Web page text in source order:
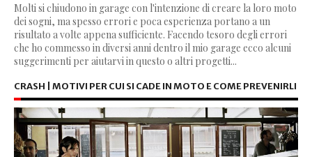
Molti si chiudono in garage con l'intenzione di creare la loro moto
dei sogni, ma spesso errori e poca esperienza portano a un
risultato a volte appena sufficiente. Facendo tesoro degli errori
che ho commesso in diversi anni dentro il mio garage ecco alcuni
suggerimenti per aiutarvi in questo o altri progetti...
CRASH | MOTIVI PER CUI SI CADE IN MOTO E COME PREVENIRLI